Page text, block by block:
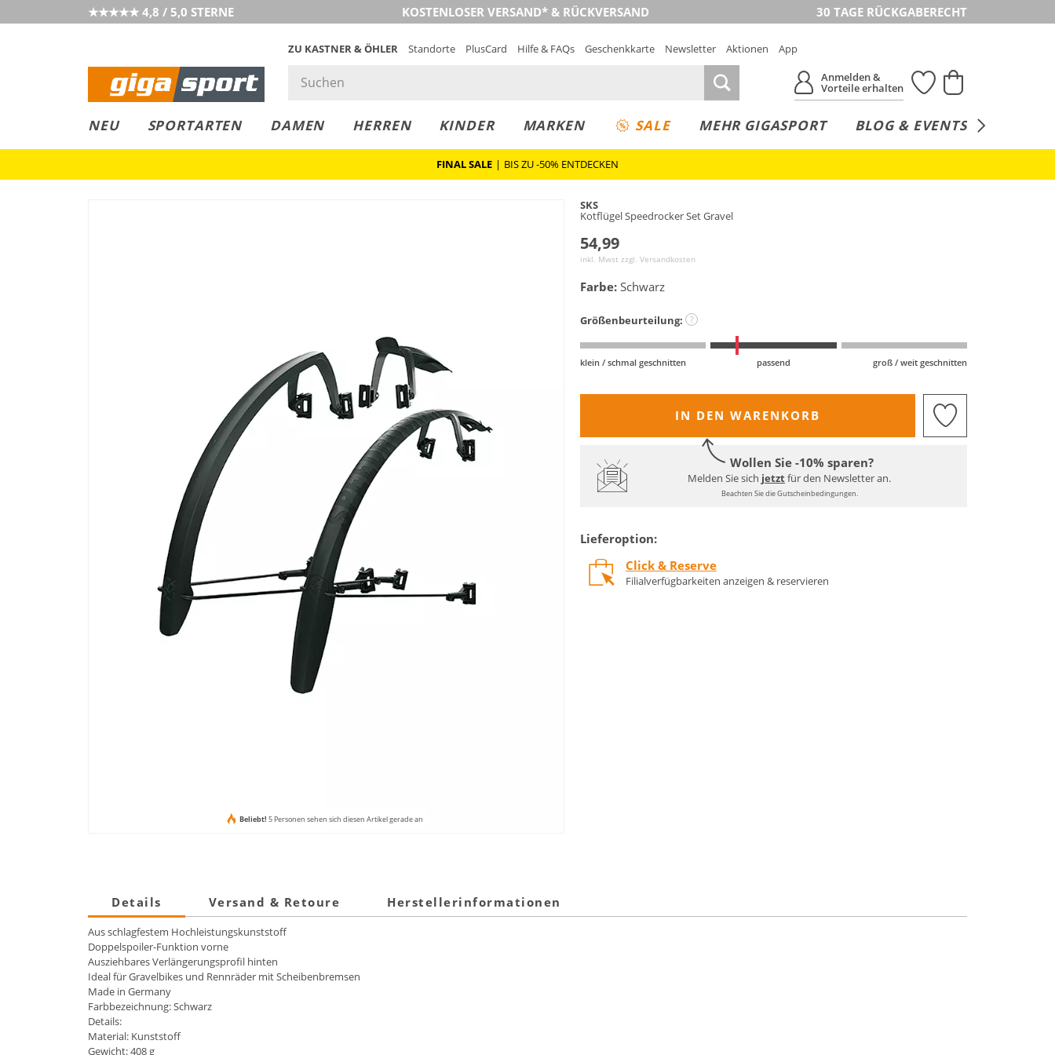
★★★★★ 4,8 / 5,0 STERNE KOSTENLOSER VERSAND* & RÜCKVERSAND 30 TAGE RÜCKGABERECHT
ZU KASTNER & ÖHLER Standorte PlusCard Hilfe & FAQs Geschenkkarte Newsletter Aktionen
App
Anmelden &
Vorteile erhalten
NEU SPORTARTEN DAMEN HERREN KINDER MARKEN SALE MEHR GIGASPORT BLOG & EVENTS
LEASING
COLLECT
RESERVE
FINAL SALE | BIS ZU -50% ENTDECKEN
Beliebt! 5 Personen sehen sich diesen Artikel gerade an
SKS
Kotflügel Speedrocker Set Gravel
54,99
inkl. Mwst zzgl. Versandkosten
Farbe: Schwarz
Größenbeurteilung: ?
klein / schmal geschnitten passend groß / weit geschnitten
IN DEN WARENKORB
Wollen Sie -10% sparen?
Melden Sie sich jetztfür den Newsletter an.
Beachten Sie die Gutscheinbedingungen.
Lieferoption:
Click & Reserve
Filialverfügbarkeiten anzeigen & reservieren
Details Versand & Retoure Herstellerinformationen
Aus schlagfestem Hochleistungskunststoff
Doppelspoiler-Funktion vorne
Ausziehbares Verlängerungsprofil hinten
Ideal für Gravelbikes und Rennräder mit Scheibenbremsen
Made in Germany
Farbbezeichnung: Schwarz
Details:
Material: Kunststoff
Gewicht: 408 g